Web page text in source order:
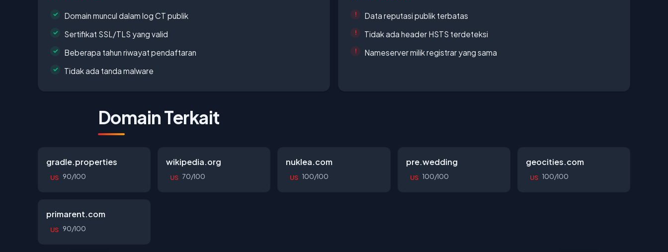
Domain muncul dalam log CT publik
Sertifikat SSL/TLS yang valid
Beberapa tahun riwayat pendaftaran
Tidak ada tanda malware
Data reputasi publik terbatas
Tidak ada header HSTS terdeteksi
Nameserver milik registrar yang sama
Domain Terkait
gradle.properties
US 90/100
wikipedia.org
US 70/100
nuklea.com
US 100/100
pre.wedding
US 100/100
geocities.com
US 100/100
primarent.com
US 90/100